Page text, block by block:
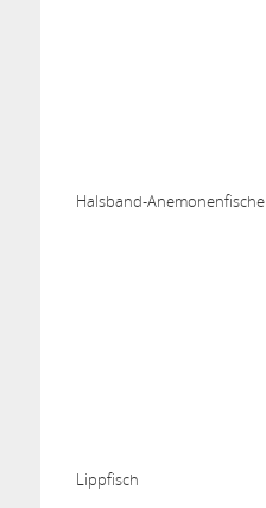
Halsband-Anemonenfische
Lippfisch